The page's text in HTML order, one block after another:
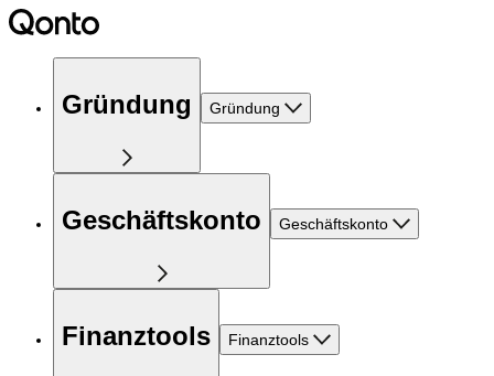
Gründung Gründung
Geschäftskonto Geschäftskonto
Finanztools Finanztools